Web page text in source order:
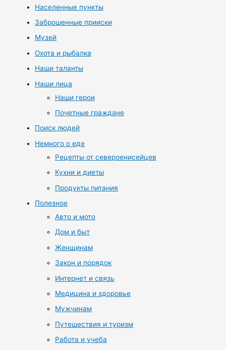
Населенные пункты
Заброшенные прииски
Музей
Охота и рыбалка
Наши таланты
Наши лица
Наши герои
Почетные граждане
Поиск людей
Немного о еде
Рецепты от североенисейцев
Кухни и диеты
Продукты питания
Полезное
Авто и мото
Дом и быт
Женщинам
Закон и порядок
Интернет и связь
Медицина и здоровье
Мужчинам
Путешествия и туризм
Работа и учеба